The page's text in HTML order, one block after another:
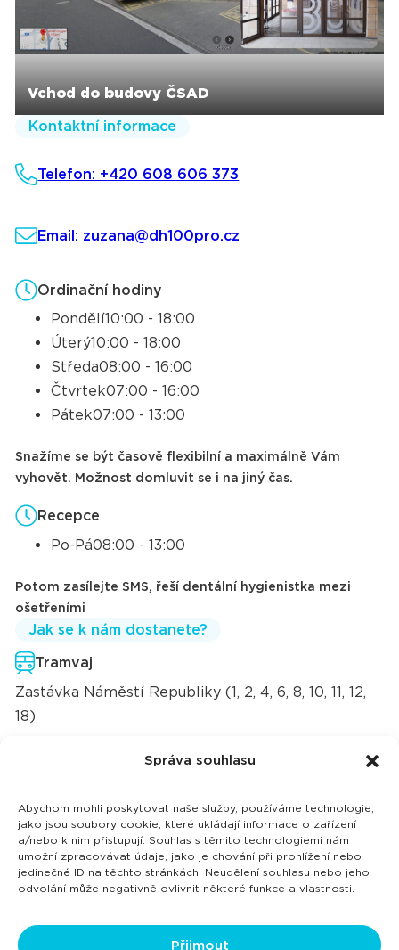
Správa souhlasu
Abychom mohli poskytovat naše služby, používáme technologie,
jako jsou soubory cookie, které ukládají informace o zařízení
a/nebo k nim přistupují. Souhlas s těmito technologiemi nám
umožní zpracovávat údaje, jako je chování při prohlížení nebo
jedinečné ID na těchto stránkách. Neudělení souhlasu nebo jeho
odvolání může negativně ovlivnit některé funkce a vlastnosti.
Přijmout
Vchod do budovy ČSAD
Kontaktní informace
Telefon: +420 608 606 373
Email: zuzana@dh100pro.cz
Ordinační hodiny
Pondělí10:00 - 18:00
Úterý10:00 - 18:00
Středa08:00 - 16:00
Čtvrtek07:00 - 16:00
Pátek07:00 - 13:00
Snažíme se být časově flexibilní a maximálně Vám
vyhovět. Možnost domluvit se i na jiný čas.
Recepce
Po-Pá08:00 - 13:00
Potom zasílejte SMS, řeší dentální hygienistka mezi
ošetřeními
Jak se k nám dostanete?
Tramvaj
Zastávka Náměstí Republiky (1, 2, 4, 6, 8, 10, 11, 12,
18)
většina i meziměstských linek
Trolejbus
Zastávka Náměstí republiky (103, 104)
Autem
Parkování 2 hodiny zdarma u Kauflandu a v